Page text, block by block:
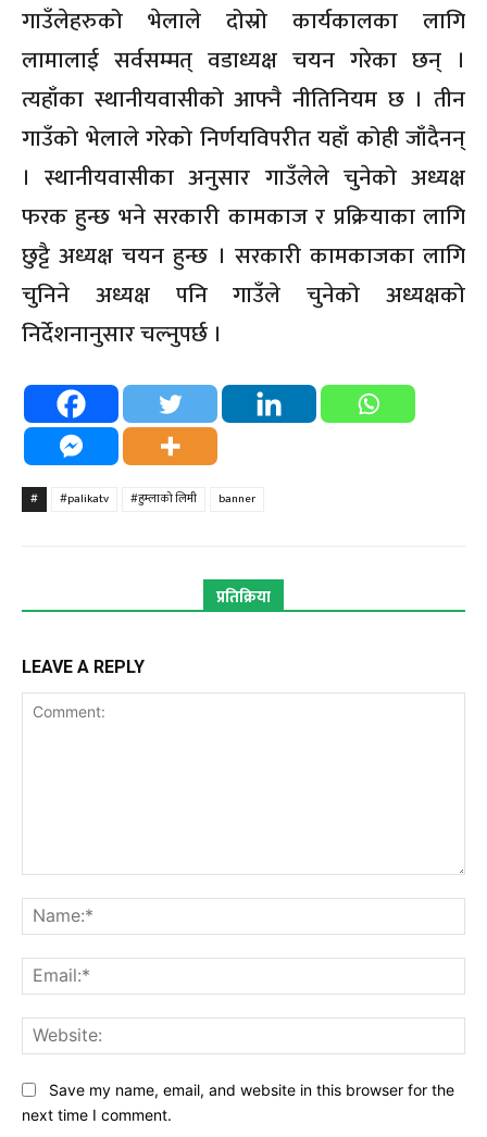
गाउँलेहरुको भेलाले दोस्रो कार्यकालका लागि
लामालाई सर्वसम्मत् वडाध्यक्ष चयन गरेका छन् ।
त्यहाँका स्थानीयवासीको आफ्नै नीतिनियम छ । तीन
गाउँको भेलाले गरेको निर्णयविपरीत यहाँ कोही जाँदैनन्
। स्थानीयवासीका अनुसार गाउँलेले चुनेको अध्यक्ष
फरक हुन्छ भने सरकारी कामकाज र प्रक्रियाका लागि
छुट्टै अध्यक्ष चयन हुन्छ । सरकारी कामकाजका लागि
चुनिने अध्यक्ष पनि गाउँले चुनेको अध्यक्षको
निर्देशनानुसार चल्नुपर्छ ।
# #palikatv #हुम्लाको लिमी banner
प्रतिक्रिया
LEAVE A REPLY
Save my name, email, and website in this browser for the
next time I comment.